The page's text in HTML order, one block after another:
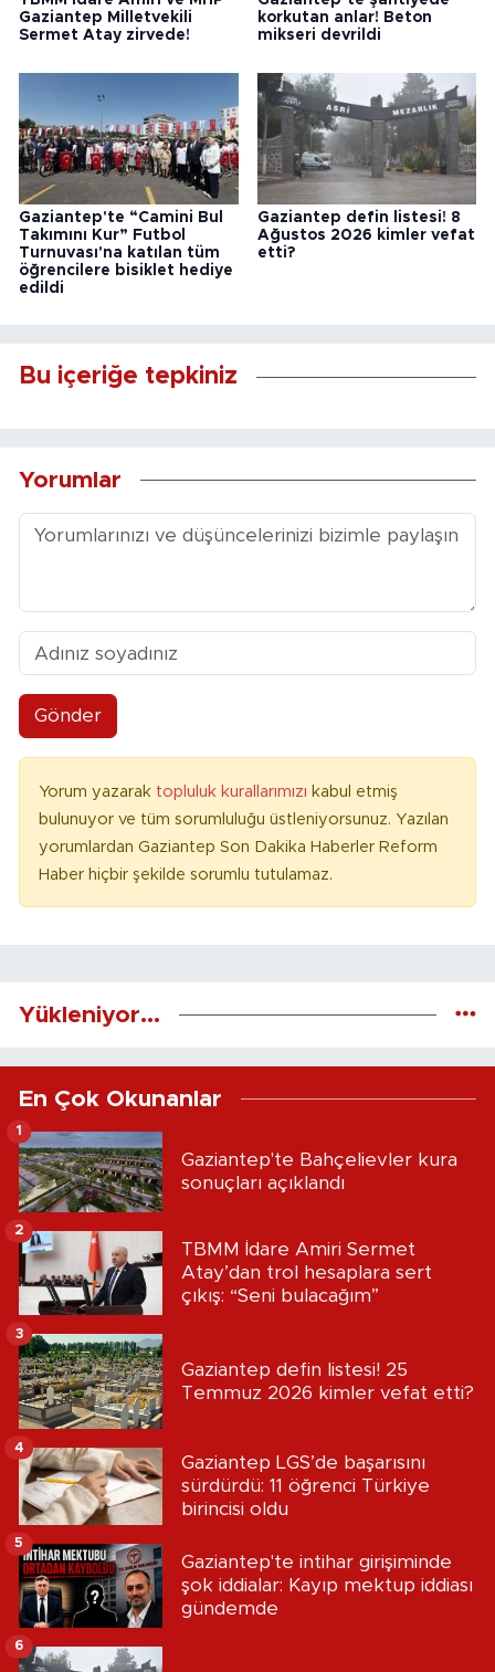
Gaziantep Milletvekili
Sermet Atay zirvede!
korkutan anlar! Beton
mikseri devrildi
Gaziantep'te “Camini Bul
Takımını Kur” Futbol
Turnuvası'na katılan tüm
öğrencilere bisiklet hediye
edildi
Gaziantep defin listesi! 8
Ağustos 2026 kimler vefat
etti?
Bu içeriğe tepkiniz
Yorumlar
Gönder
Yorum yazarak topluluk kurallarımızı kabul etmiş
bulunuyor ve tüm sorumluluğu üstleniyorsunuz. Yazılan
yorumlardan Gaziantep Son Dakika Haberler Reform
Haber hiçbir şekilde sorumlu tutulamaz.
Yükleniyor...
En Çok Okunanlar
Gaziantep'te Bahçelievler kura
sonuçları açıklandı
1
TBMM İdare Amiri Sermet
Atay’dan trol hesaplara sert
çıkış: “Seni bulacağım”
2
Gaziantep defin listesi! 25
Temmuz 2026 kimler vefat etti?
3
Gaziantep LGS’de başarısını
sürdürdü: 11 öğrenci Türkiye
birincisi oldu
4
Gaziantep'te intihar girişiminde
şok iddialar: Kayıp mektup iddiası
gündemde
5
6